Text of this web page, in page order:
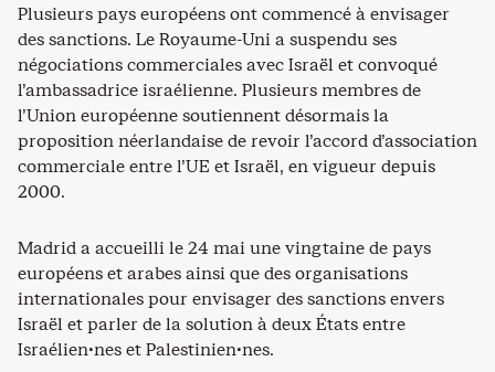
Plusieurs pays européens ont commencé à envisager
des sanctions. Le Royaume-Uni a suspendu ses
négociations commerciales avec Israël et convoqué
l’ambassadrice israélienne. Plusieurs membres de
l’Union européenne soutiennent désormais la
proposition néerlandaise de revoir l’accord d’association
commerciale entre l’UE et Israël, en vigueur depuis
2000.
Madrid a accueilli le 24 mai une vingtaine de pays
européens et arabes ainsi que des organisations
internationales pour envisager des sanctions envers
Israël et parler de la solution à deux États entre
Israélien·nes et Palestinien·nes.